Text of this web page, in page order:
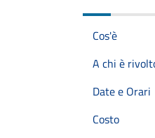
Cos'è
A chi è
Date e Orari
Costo